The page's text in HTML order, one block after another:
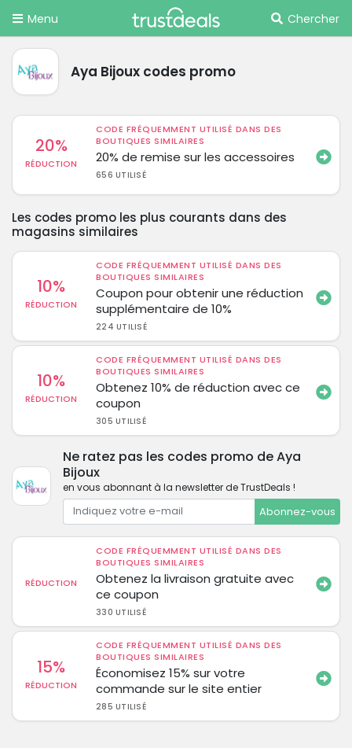
Menu Chercher
Aya Bijoux codes promo
20%
RÉDUCTION
CODE FRÉQUEMMENT UTILISÉ DANS DES
BOUTIQUES SIMILAIRES
20% de remise sur les accessoires
656 UTILISÉ
Les codes promo les plus courants dans des
magasins similaires
10%
RÉDUCTION
CODE FRÉQUEMMENT UTILISÉ DANS DES
BOUTIQUES SIMILAIRES
Coupon pour obtenir une réduction
supplémentaire de 10%
224 UTILISÉ
10%
RÉDUCTION
CODE FRÉQUEMMENT UTILISÉ DANS DES
BOUTIQUES SIMILAIRES
Obtenez 10% de réduction avec ce
coupon
305 UTILISÉ
Ne ratez pas les codes promo de Aya
Bijoux
en vous abonnant à la newsletter de TrustDeals !
Abonnez-vous
RÉDUCTION
CODE FRÉQUEMMENT UTILISÉ DANS DES
BOUTIQUES SIMILAIRES
Obtenez la livraison gratuite avec
ce coupon
330 UTILISÉ
15%
RÉDUCTION
CODE FRÉQUEMMENT UTILISÉ DANS DES
BOUTIQUES SIMILAIRES
Économisez 15% sur votre
commande sur le site entier
285 UTILISÉ